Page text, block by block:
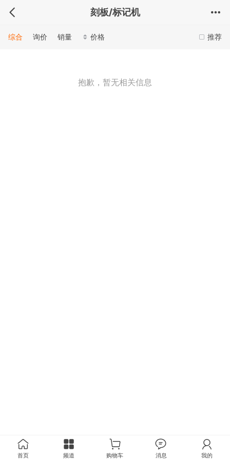
刻板/标记机
推荐
综合 询价 销量 价格
抱歉，暂无相关信息
首页 频道 购物车 消息 我的